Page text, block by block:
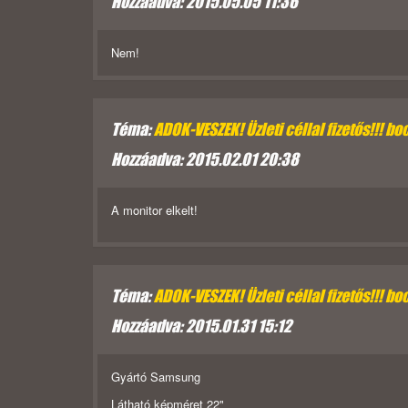
Nem!
Téma:ADOK-VESZEK! Üzleti céllal fizetős!!!
Hozzáadva: 2015.02.01 20:38
A monitor elkelt!
Téma:ADOK-VESZEK! Üzleti céllal fizetős!!!
Hozzáadva: 2015.01.31 15:12
Gyártó Samsung
Látható képméret 22"